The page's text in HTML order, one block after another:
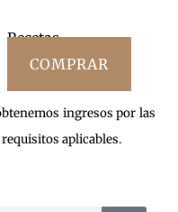
Recetas
COMPRAR
ingresos por las
aplicables.